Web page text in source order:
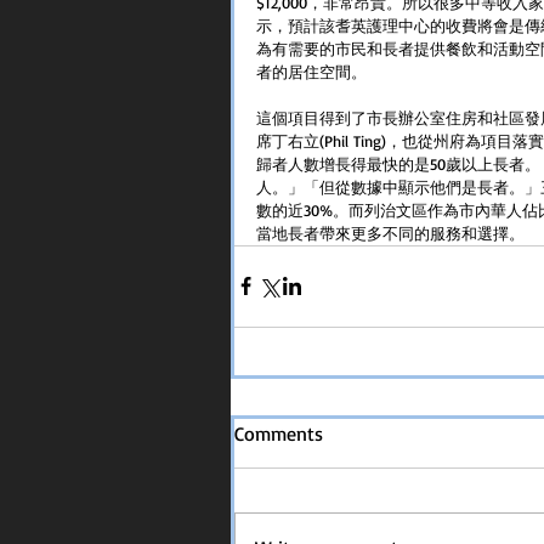
示，預計該耆英護理中心的收費將會是
為有需要的市民和長者提供餐飲和活動
者的居住空間。
這個項目得到了市長辦公室住房和社區
席丁右立(Phil Ting)，也從州府為項目落
歸者人數增長得最快的是50歲以上長者
人。」「但從數據中顯示他們是長者。
數的近30%。而列治文區作為市內華人
當地長者帶來更多不同的服務和選擇。
Comments